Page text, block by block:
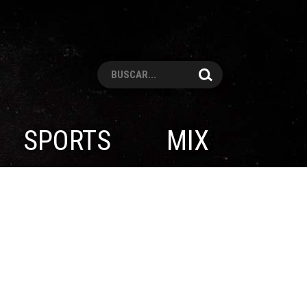
Pesquisar
SPORTS MIX